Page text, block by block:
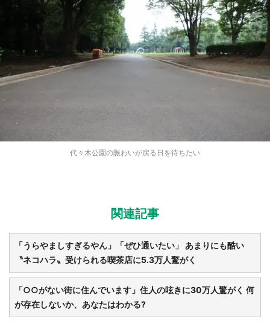
代々木公園の賑わいが戻る日を待ちたい
関連記事
「うらやましすぎるやん」「ぜひ通いたい」 あまりにも酷い
〝ネコハラ〟受けられる喫茶店に5.3万人驚がく
「○○がない街に住んでいます」住人の呟きに30万人驚がく 何
が存在しないか、あなたはわかる?